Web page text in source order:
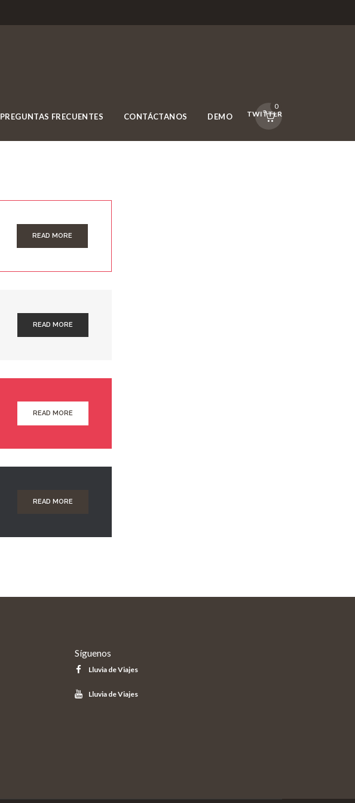
PREGUNTAS FRECUENTES CONTÁCTANOS DEMO
0
FACEBOOK TWITTER
READ MORE
READ MORE
READ MORE
READ MORE
Síguenos
Lluvia de Viajes
Lluvia de Viajes